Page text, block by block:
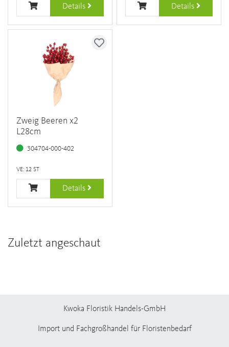
Details Details
Zweig Beeren x2
L28cm
304704-000-402
VE: 12 ST
Details
Zuletzt angeschaut
Kwoka Floristik Handels-GmbH
Import und Fachgroßhandel für Floristenbedarf